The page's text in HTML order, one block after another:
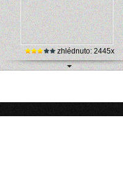
zhlédnuto: 2445x